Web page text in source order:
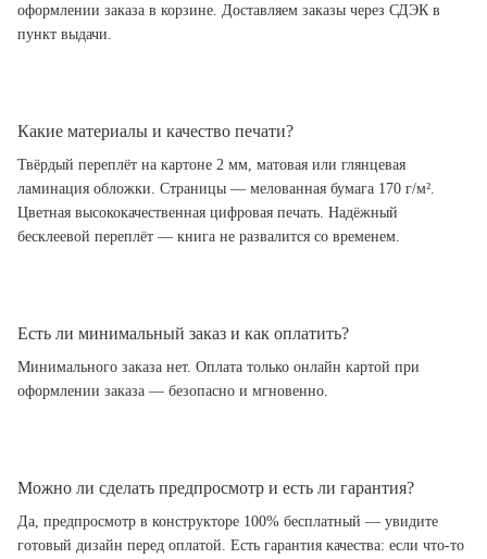
оформлении заказа в корзине. Доставляем заказы через СДЭК в
пункт выдачи.
Какие материалы и качество печати?
Твёрдый переплёт на картоне 2 мм, матовая или глянцевая
ламинация обложки. Страницы — мелованная бумага 170 г/м².
Цветная высококачественная цифровая печать. Надёжный
бесклеевой переплёт — книга не развалится со временем.
Есть ли минимальный заказ и как оплатить?
Минимального заказа нет. Оплата только онлайн картой при
оформлении заказа — безопасно и мгновенно.
Можно ли сделать предпросмотр и есть ли гарантия?
Да, предпросмотр в конструкторе 100% бесплатный — увидите
готовый дизайн перед оплатой. Есть гарантия качества: если что-то